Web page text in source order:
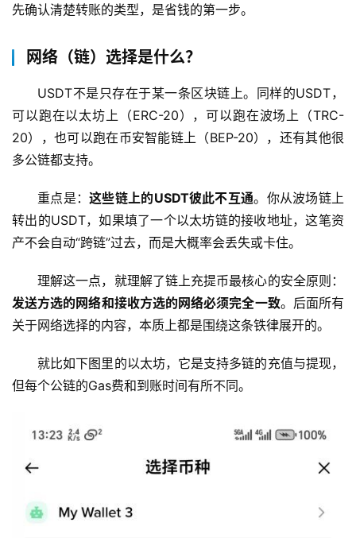
先确认清楚转账的类型，是省钱的第一步。
网络（链）选择是什么？
USDT不是只存在于某一条区块链上。同样的USDT，
可以跑在以太坊上（ERC-20），可以跑在波场上（TRC-
20），也可以跑在币安智能链上（BEP-20），还有其他很
多公链都支持。
重点是：这些链上的USDT彼此不互通。你从波场链上
转出的USDT，如果填了一个以太坊链的接收地址，这笔资
产不会自动“跨链”过去，而是大概率会丢失或卡住。
理解这一点，就理解了链上充提币最核心的安全原则：
发送方选的网络和接收方选的网络必须完全一致。后面所有
关于网络选择的内容，本质上都是围绕这条铁律展开的。
就比如下图里的以太坊，它是支持多链的充值与提现，
但每个公链的Gas费和到账时间有所不同。